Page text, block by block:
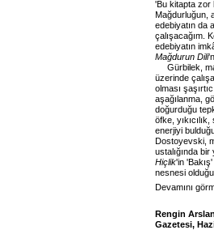
'Bu kitapta zor
Mağdurluğun,
edebiyatın da
çalışacağım.
edebiyatın
Mağdurun Dili
Gürbilek,
üzerinde
olması
aşağılanma,
doğurduğu
öfke,
enerjiyi
Dostoyevski,
ustalığında
Hiçlik'in
nesnesi
Devamını
Rengin
Gazetesi,